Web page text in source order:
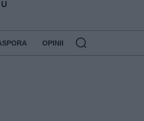
OPINII